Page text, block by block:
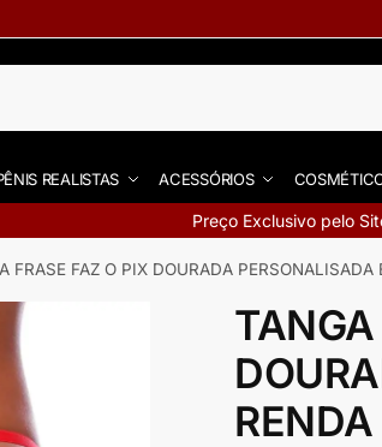
REALISTAS ACESSÓRIOS
Preço Exclusivo pelo
FRASE FAZ O PIX DOURADA PERSONALISADA
RENDA